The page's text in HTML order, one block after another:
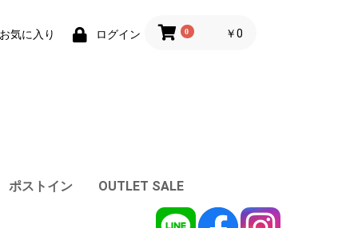
気に入り ログイン 0 ￥0
ポストイン OUTLET SALE